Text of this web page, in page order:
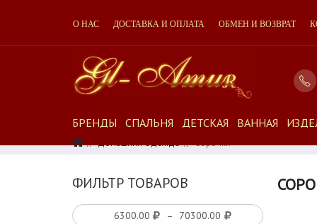
О НАС ДОСТАВКА И ОПЛАТА ОБМЕН И ВОЗВРАТ
БРЕНДЫ СПАЛЬНЯ ДЕТСКАЯ ВАННАЯ
Домашняя Одежда Сорочки
ФИЛЬТР ТОВАРОВ
–